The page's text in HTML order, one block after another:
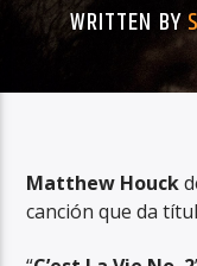
TITLE
ARTIST
WRITTEN BY
Matthew Houck
canción que da